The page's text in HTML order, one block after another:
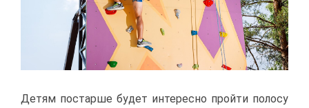
Де­тям по­стар­ше бу­дет ин­те­рес­но прой­ти по­ло­су